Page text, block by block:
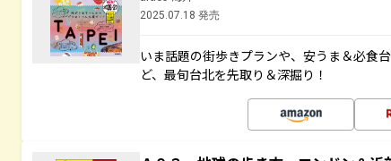
2025.07.18 発売
いま話題の街歩きプランや、安うま＆必食
ど、最旬台北を先取り＆深掘り！